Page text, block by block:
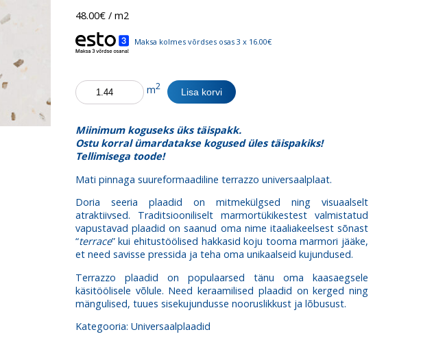
48.00€/ m2
Maksa kolmes võrdses osas 3 x 16.00€
Universaalplaat
Doria
kogus
m2 Lisa korvi
Miinimum koguseks üks täispakk.
Ostu korral ümardatakse kogused üles täispakiks!
Tellimisega toode!
Mati pinnaga suureformaadiline terrazzo universaalplaat.
Doria seeria plaadid on mitmekülgsed ning visuaalselt
atraktiivsed. Traditsiooniliselt marmortükikestest valmistatud
vapustavad plaadid on saanud oma nime itaaliakeelsest sõnast
“terrace” kui ehitustöölised hakkasid koju tooma marmori jääke,
et need savisse pressida ja teha oma unikaalseid kujundused.
Terrazzo plaadid on populaarsed tänu oma kaasaegsele
käsitöölisele võlule. Need keraamilised plaadid on kerged ning
mängulised, tuues sisekujundusse nooruslikkust ja lõbusust.
Kategooria: Universaalplaadid